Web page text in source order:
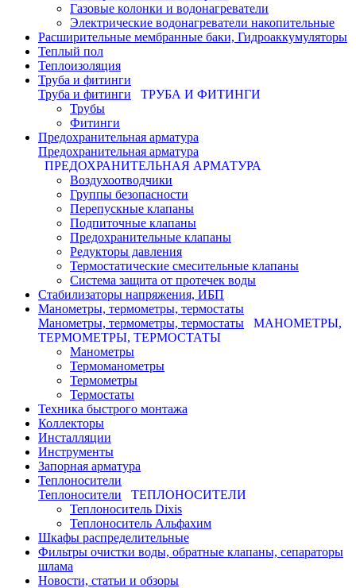
Газовые колонки и водонагреватели
Электрические водонагреватели накопительные
Расширительные мембранные баки, Гидроаккумуляторы
Теплый пол
Теплоизоляция
Труба и фитинги
Труба и фитинги
ТРУБА И ФИТИНГИ
Трубы
Фитинги
Предохранительная арматура
Предохранительная арматура
ПРЕДОХРАНИТЕЛЬНАЯ АРМАТУРА
Воздухоотводчики
Группы безопасности
Перепускные клапаны
Подпиточные клапаны
Предохранительные клапаны
Редукторы давления
Термостатические смесительные клапаны
Система защита от протечек воды
Стабилизаторы напряжения, ИБП
Манометры, термометры, термостаты
Манометры, термометры, термостаты
МАНОМЕТРЫ,
ТЕРМОМЕТРЫ, ТЕРМОСТАТЫ
Манометры
Термоманометры
Термометры
Термостаты
Техника быстрого монтажа
Коллекторы
Инсталляции
Инструменты
Запорная арматура
Теплоносители
Теплоносители
ТЕПЛОНОСИТЕЛИ
Теплоноситель Dixis
Теплоноситель Альфахим
Шкафы распределительные
Фильтры очистки воды, обратные клапаны, сепараторы
шлама
Новости, статьи и обзоры